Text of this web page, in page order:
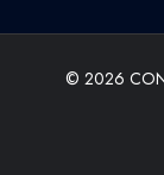
© 2026